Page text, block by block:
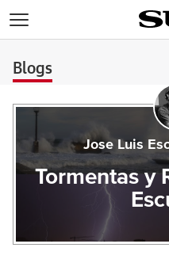
Blogs
Jose Luis
Tormentas y